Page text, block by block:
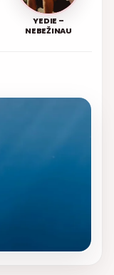
YEDIE –
NEBEŽINAU